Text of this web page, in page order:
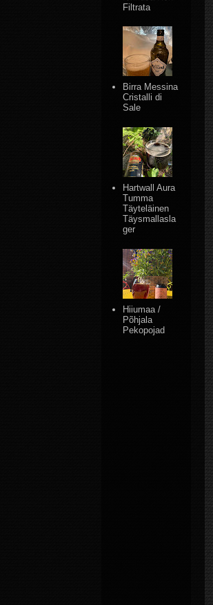
Filtrata
Birra Messina
Cristalli di
Sale
Hartwall Aura
Tumma
Täyteläinen
Täysmallasla
ger
Hiiumaa /
Põhjala
Pekopojad